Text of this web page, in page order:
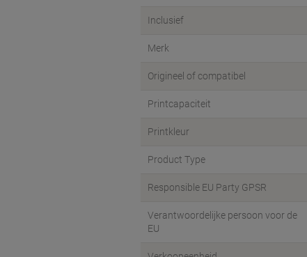
Inclusief
Merk
Origineel of compatibel
Printcapaciteit
Printkleur
Product Type
Responsible EU Party GPSR
Verantwoordelijke persoon voor de
EU